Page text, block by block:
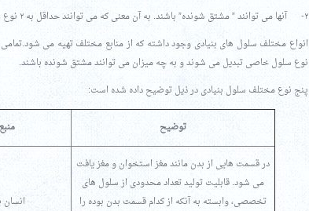
۲- آنها می توانند ” مشتق شونده” باشند. به آن معنی که می توانند حداقل به ۲ نوع مختلف سلول با عملکرد خاص تبدیل شوند.
انواع مختلف سلول های بنیادی وجود داشته که از منابع مختلف تهیه می
نوع سلول خاصی تبدیل می شوند و به چه میزان می توانند مشتق شونده باشند.
پنج نوع مختلف سلول بنیادی در ذیل توضیح داده شده است:
توضیح منبع
در قسمت هایی از بدن مانند مغز استخوان و مغز یافت
می شود. قابلیت تولید تعداد محدودی از سلول های
تخصصی، وابسته به آنکه از کدام قسمت بدن بوده را
انسان